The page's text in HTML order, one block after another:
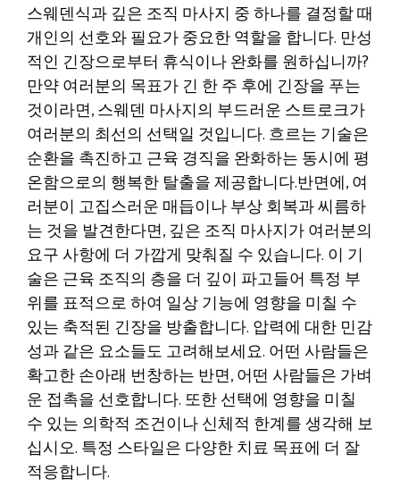
스웨덴식과 깊은 조직 마사지 중 하나를 결정할 때
개인의 선호와 필요가 중요한 역할을 합니다. 만성
적인 긴장으로부터 휴식이나 완화를 원하십니까?
만약 여러분의 목표가 긴 한 주 후에 긴장을 푸는
것이라면, 스웨덴 마사지의 부드러운 스트로크가
여러분의 최선의 선택일 것입니다. 흐르는 기술은
순환을 촉진하고 근육 경직을 완화하는 동시에 평
온함으로의 행복한 탈출을 제공합니다.반면에, 여
러분이 고집스러운 매듭이나 부상 회복과 씨름하
는 것을 발견한다면, 깊은 조직 마사지가 여러분의
요구 사항에 더 가깝게 맞춰질 수 있습니다. 이 기
술은 근육 조직의 층을 더 깊이 파고들어 특정 부
위를 표적으로 하여 일상 기능에 영향을 미칠 수
있는 축적된 긴장을 방출합니다. 압력에 대한 민감
성과 같은 요소들도 고려해보세요. 어떤 사람들은
확고한 손아래 번창하는 반면, 어떤 사람들은 가벼
운 접촉을 선호합니다. 또한 선택에 영향을 미칠
수 있는 의학적 조건이나 신체적 한계를 생각해 보
십시오. 특정 스타일은 다양한 치료 목표에 더 잘
적응합니다.